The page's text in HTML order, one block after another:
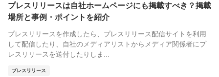
プレスリリースは自社ホームページにも掲載すべき？掲載
場所と事例・ポイントを紹介
プレスリリースを作成したら、プレスリリース配信サイトを利用
して配信したり、自社のメディアリストからメディア関係者にプ
レスリリースを送付したりしま...
プレスリリース